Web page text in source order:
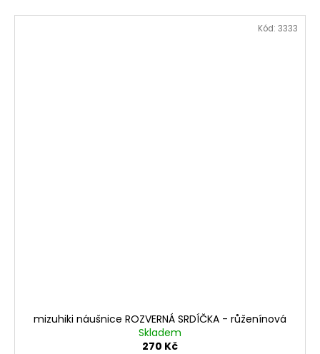
mizuhiki náušnice ROZVERNÁ SRDÍČKA - růženínová
Skladem
270 Kč
Kód: 3333